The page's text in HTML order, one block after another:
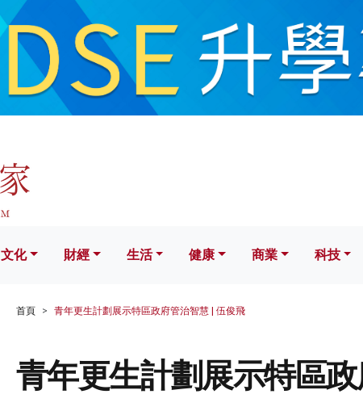
財經 生活 健康 科技
文化 財經 生活 健康 商業 科技
首頁 青年更生計劃展示特區政府管治智慧 | 伍俊飛
青年更生計劃展示特區